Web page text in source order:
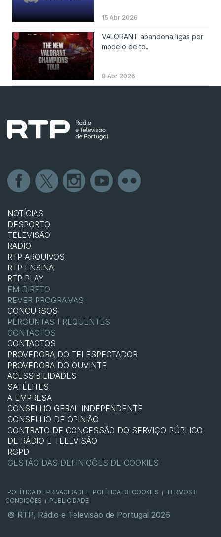
15 Abr 2026
VALORANT abandona ligas por
modelo de to...
8 Abr 2026
NOTÍCIAS
DESPORTO
TELEVISÃO
RÁDIO
RTP ARQUIVOS
RTP ENSINA
RTP PLAY
EM DIRETO
REVER PROGRAMAS
CONCURSOS
PERGUNTAS FREQUENTES
CONTACTOS
CONTACTOS
PROVEDORA DO TELESPECTADOR
PROVEDORA DO OUVINTE
ACESSIBILIDADES
SATÉLITES
A EMPRESA
CONSELHO GERAL INDEPENDENTE
CONSELHO DE OPINIÃO
CONTRATO DE CONCESSÃO DO SERVIÇO PÚBLICO
DE RÁDIO E TELEVISÃO
RGPD
GESTÃO DAS DEFINIÇÕES DE COOKIES
POLÍTICA DE PRIVACIDADE POLÍTICA DE COOKIES
TERMOS E
CONDIÇÕES
PUBLICIDADE
© RTP, Rádio e Televisão de Portugal 2026